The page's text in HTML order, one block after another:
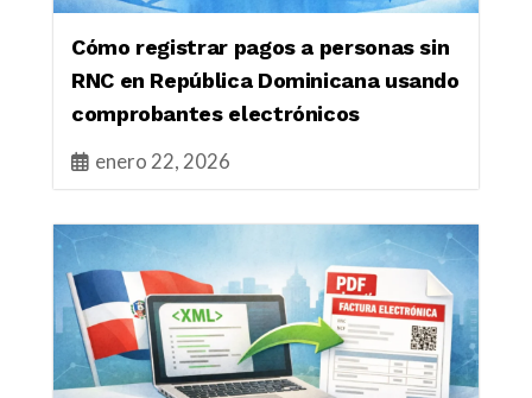
Cómo registrar pagos a personas sin
RNC en República Dominicana usando
comprobantes electrónicos
enero 22, 2026